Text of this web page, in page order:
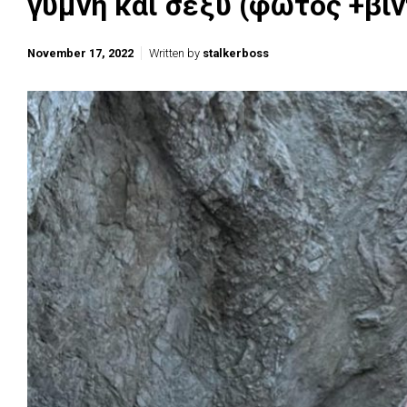
November 17, 2022 Written by stalkerboss